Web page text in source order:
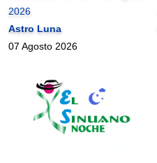
2026
Astro Luna
07 Agosto 2026